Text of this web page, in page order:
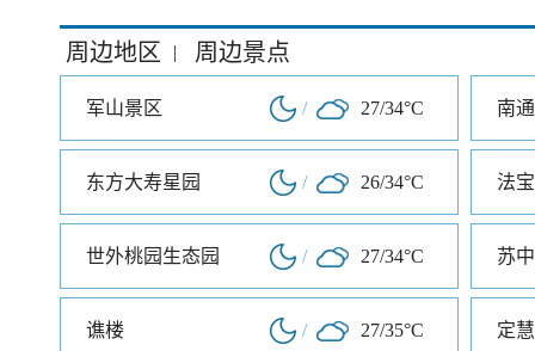
周边地区 | 周边景点
军山景区 / 27/34°C 南
东方大寿星园 / 26/34°C 法
世外桃园生态园 / 27/34°C 苏
谯楼 / 27/35°C 定